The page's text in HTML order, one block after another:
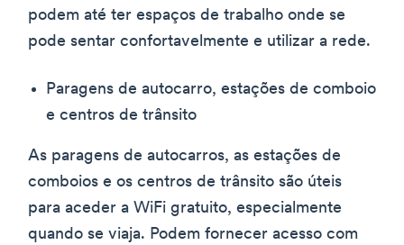
podem até ter espaços de trabalho onde se
pode sentar confortavelmente e utilizar a rede.
Paragens de autocarro, estações de comboio
e centros de trânsito
As paragens de autocarros, as estações de
comboios e os centros de trânsito são úteis
para aceder a WiFi gratuito, especialmente
quando se viaja. Podem fornecer acesso com